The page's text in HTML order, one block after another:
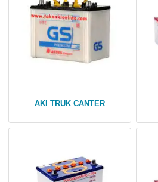
AKI TRUK CANTER